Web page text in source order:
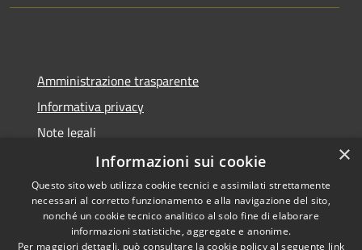
Amministrazione trasparente
Informativa privacy
Note legali
Dichiarazione di accessibilità
RSS
Copyright © 2026 • Comune di
×
Informazioni sui cookie
Questo sito web utilizza cookie tecnici e assimilati strettamente
necessari al corretto funzionamento e alla navigazione del sito,
nonché un cookie tecnico analitico al solo fine di elaborare
informazioni statistiche, aggregate e anonime.
Per maggiori dettagli, può consultare la cookie policy al seguente link